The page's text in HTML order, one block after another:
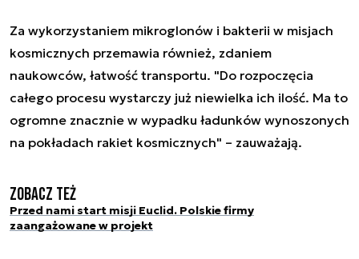
Za wykorzystaniem mikroglonów i bakterii w misjach
kosmicznych przemawia również, zdaniem
naukowców, łatwość transportu. "Do rozpoczęcia
całego procesu wystarczy już niewielka ich ilość. Ma to
ogromne znacznie w wypadku ładunków wynoszonych
na pokładach rakiet kosmicznych" – zauważają.
Zobacz też
Przed nami start misji Euclid. Polskie firmy
zaangażowane w projekt